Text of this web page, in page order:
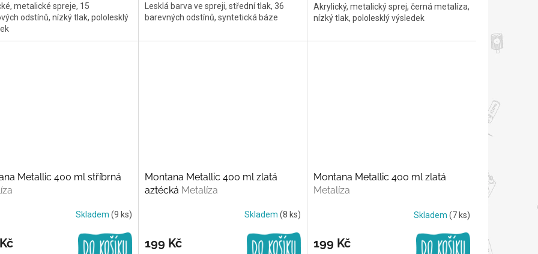
metalické spreje, 15
odstínů, nízký tlak, pololesklý
Lesklá barva ve spreji, střední tlak, 36
barevných odstínů, syntetická báze
Akrylický, metalický sprej, černá metalíza,
nízký tlak, pololesklý výsledek
Metallic 400 ml stříbrná
Skladem (9 ks)
Montana Metallic 400 ml zlatá
aztécká Metalíza
Skladem (8 ks)
199 Kč
Montana Metallic 400 ml zlatá
Metalíza
Skladem (7 ks)
199 Kč